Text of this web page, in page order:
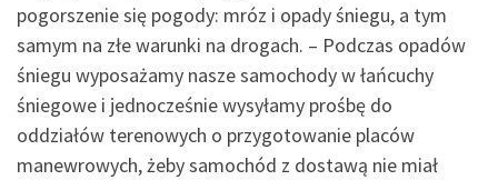
pogorszenie się pogody: mróz i opady śniegu, a tym
samym na złe warunki na drogach. – Podczas opadów
śniegu wyposażamy nasze samochody w łańcuchy
śniegowe i jednocześnie wysyłamy prośbę do
oddziałów terenowych o przygotowanie placów
manewrowych, żeby samochód z dostawą nie miał